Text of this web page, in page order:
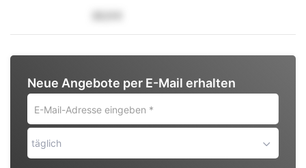
Detailseite
Neue Angebote per E-Mail erhalten
Mail-
Adresse
eingeben
täglich